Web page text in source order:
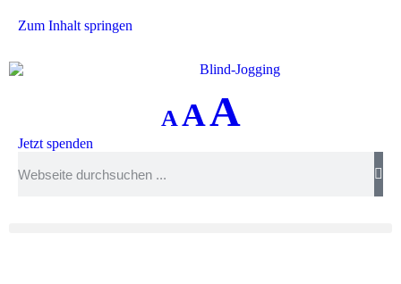
Zum Inhalt springen
AAA
Jetzt spenden